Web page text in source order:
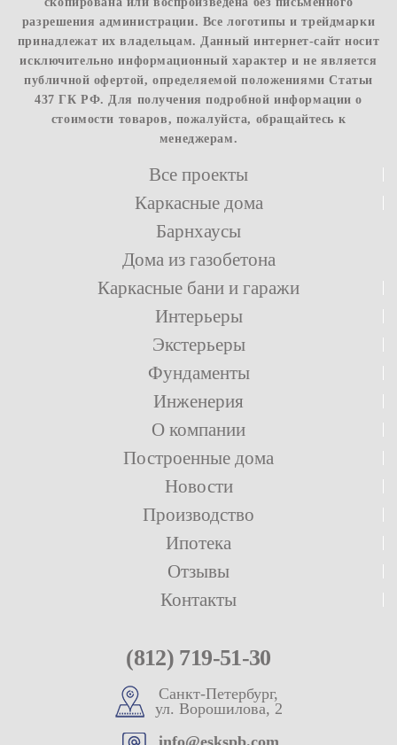
разрешения администрации. Все логотипы и трейдмарки
принадлежат их владельцам. Данный интернет-сайт носит
исключительно информационный характер и не является
публичной офертой, определяемой положениями Статьи
437 ГК РФ. Для получения подробной информации о
стоимости товаров, пожалуйста, обращайтесь к
менеджерам.
Все проекты
Каркасные дома
Барнхаусы
Дома из газобетона
Каркасные бани и гаражи
Интерьеры
Экстерьеры
Фундаменты
Инженерия
О компании
Построенные дома
Новости
Производство
Ипотека
Отзывы
Контакты
(812) 719-51-30
Санкт-Петербург,
ул. Ворошилова, 2